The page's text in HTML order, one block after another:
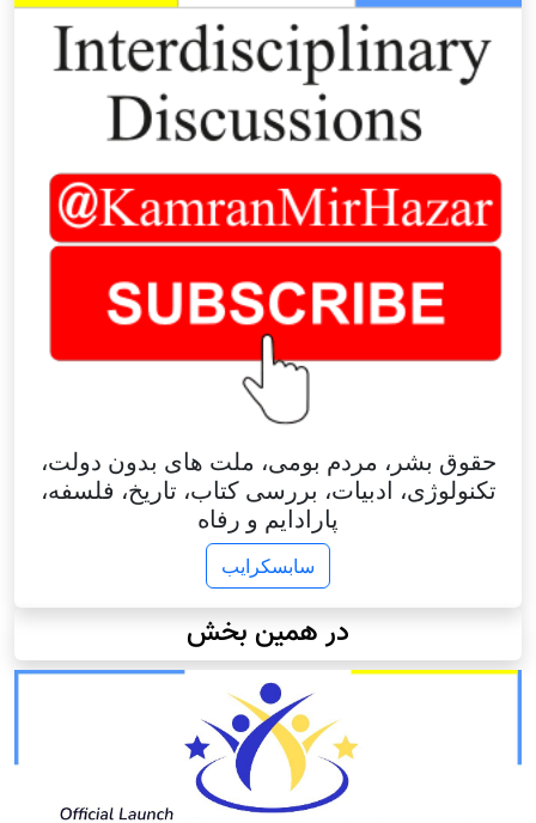
حقوق بشر، مردم بومی، ملت های بدون دولت،
تکنولوژی، ادبیات، بررسی کتاب، تاریخ، فلسفه،
پارادایم و رفاه
سابسکرایب
در همین بخش